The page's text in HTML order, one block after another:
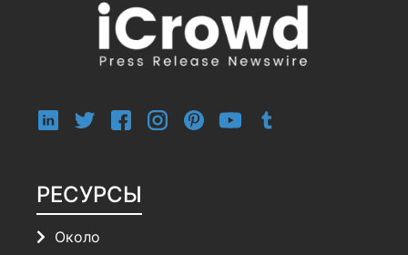
РЕСУРСЫ
Около